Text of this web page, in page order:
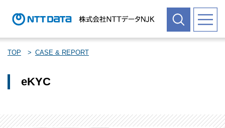
TOP CASE & REPORT
eKYC